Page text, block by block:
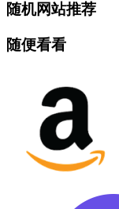
随机网站推荐
随便看看